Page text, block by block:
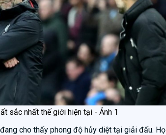
sắc nhất thế giới hiện tại - Ảnh 1
cho thấy phong độ hủy diệt tại giải đấu.